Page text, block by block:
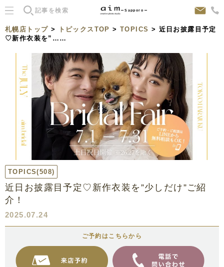
Sapporo
札幌店トップ > トピックスTOP >TOPICS > 近日お披露目予定
♡新作衣装を”……
TOPICS(508)
近日お披露目予定♡新作衣装を”少しだけ”ご紹
介！
2025.07.24
ご予約はこちらから